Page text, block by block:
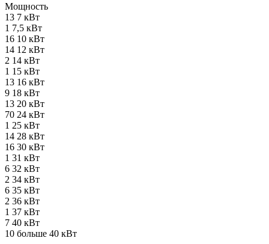
Мощность
13 7 кВт
1 7,5 кВт
16 10 кВт
14 12 кВт
2 14 кВт
1 15 кВт
13 16 кВт
9 18 кВт
13 20 кВт
70 24 кВт
1 25 кВт
14 28 кВт
16 30 кВт
1 31 кВт
6 32 кВт
2 34 кВт
6 35 кВт
2 36 кВт
1 37 кВт
7 40 кВт
10 больше 40 кВт